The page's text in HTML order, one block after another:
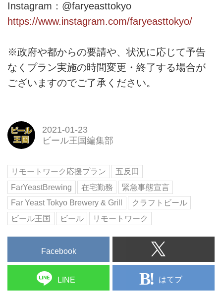
Instagram：@faryeasttokyo
https://www.instagram.com/faryeasttokyo/
※政府や都からの要請や、状況に応じて予告
なくプラン実施の時間変更・終了する場合が
ございますのでご了承ください。
2021-01-23
ビール王国編集部
リモートワーク応援プラン
五反田
FarYeastBrewing
在宅勤務
緊急事態宣言
Far Yeast Tokyo Brewery & Grill
クラフトビール
ビール王国
ビール リモートワーク
Facebook
LINE はてブ